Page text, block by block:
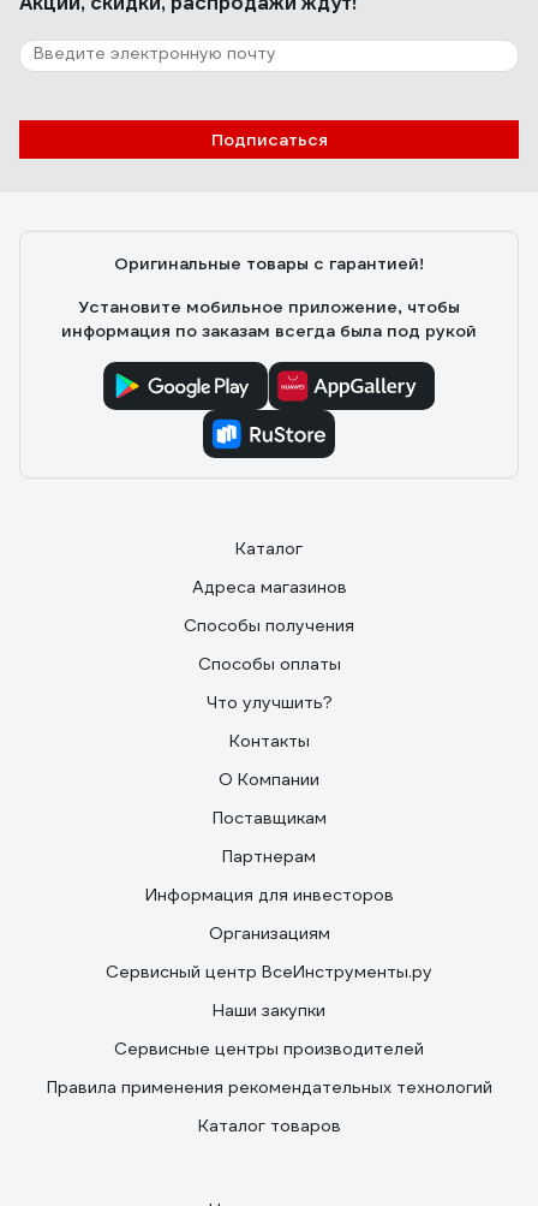
Подписаться
Оригинальные товары с гарантией!
Установите мобильное приложение, чтобы
информация по заказам всегда была под рукой
Каталог
Адреса магазинов
Способы получения
Способы оплаты
Что улучшить?
Контакты
О Компании
Поставщикам
Партнерам
Информация для инвесторов
Организациям
Сервисный центр ВсеИнструменты.ру
Наши закупки
Сервисные центры производителей
Правила применения рекомендательных технологий
Каталог товаров